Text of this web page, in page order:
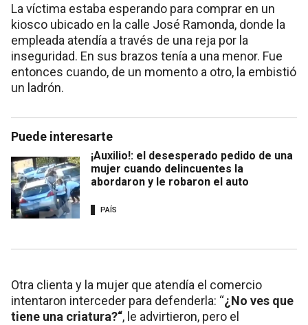
La víctima estaba esperando para comprar en un
kiosco ubicado en la calle José Ramonda, donde la
empleada atendía a través de una reja por la
inseguridad. En sus brazos tenía a una menor. Fue
entonces cuando, de un momento a otro, la embistió
un ladrón.
Puede interesarte
¡Auxilio!: el desesperado pedido de una
mujer cuando delincuentes la
abordaron y le robaron el auto
PAÍS
Otra clienta y la mujer que atendía el comercio
intentaron interceder para defenderla: “¿No ves que
tiene una criatura?“, le advirtieron, pero el